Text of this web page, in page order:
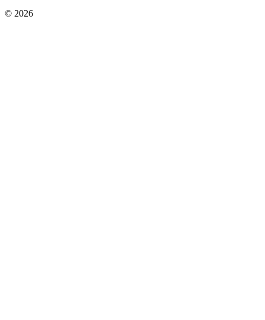
© 2026